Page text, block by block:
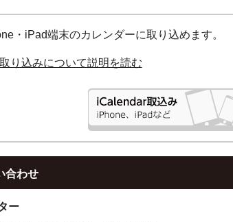
・iPad端末のカレンダーに取り込めます。
り込みについて説明を読む
合わせ
ー